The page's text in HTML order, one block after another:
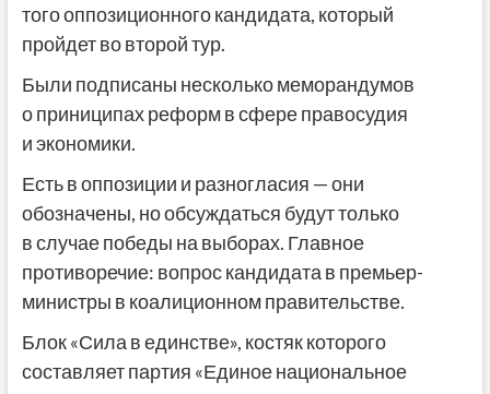
того оппозиционного кандидата, который
пройдет во второй тур.
Были подписаны несколько меморандумов
о приниципах реформ в сфере правосудия
и экономики.
Есть в оппозиции и разногласия — они
обозначены, но обсуждаться будут только
в случае победы на выборах. Главное
противоречие: вопрос кандидата в премьер-
министры в коалиционном правительстве.
Блок «Сила в единстве», костяк которого
составляет партия «Единое национальное